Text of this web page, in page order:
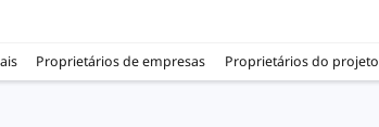
Proprietários de empresas Proprietários do projeto